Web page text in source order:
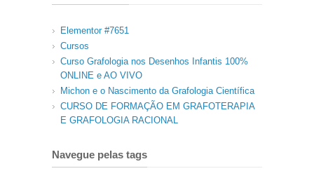
Elementor #7651
Cursos
Curso Grafologia nos Desenhos Infantis 100%
ONLINE e AO VIVO
Michon e o Nascimento da Grafologia Científica
CURSO DE FORMAÇÃO EM GRAFOTERAPIA
E GRAFOLOGIA RACIONAL
Navegue pelas tags